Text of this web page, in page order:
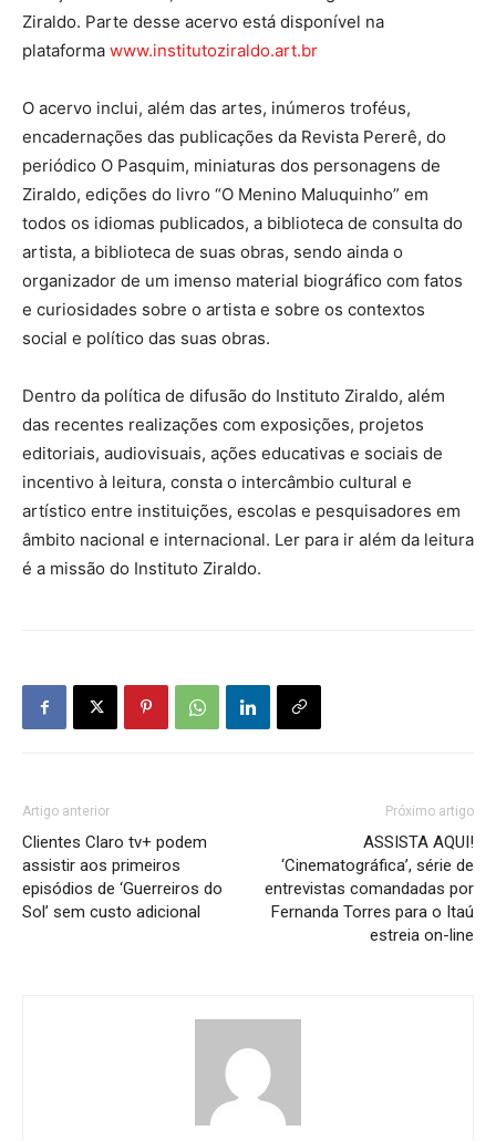
Ziraldo. Parte desse acervo está disponível na
plataforma www.institutoziraldo.art.br
O acervo inclui, além das artes, inúmeros troféus,
encadernações das publicações da Revista Pererê, do
periódico O Pasquim, miniaturas dos personagens de
Ziraldo, edições do livro “O Menino Maluquinho” em
todos os idiomas publicados, a biblioteca de consulta do
artista, a biblioteca de suas obras, sendo ainda o
organizador de um imenso material biográfico com fatos
e curiosidades sobre o artista e sobre os contextos
social e político das suas obras.
Dentro da política de difusão do Instituto Ziraldo, além
das recentes realizações com exposições, projetos
editoriais, audiovisuais, ações educativas e sociais de
incentivo à leitura, consta o intercâmbio cultural e
artístico entre instituições, escolas e pesquisadores em
âmbito nacional e internacional. Ler para ir além da leitura
é a missão do Instituto Ziraldo.
Artigo anterior
Clientes Claro tv+ podem
assistir aos primeiros
episódios de ‘Guerreiros do
Sol’ sem custo adicional
Próximo artigo
ASSISTA AQUI!
‘Cinematográfica’, série de
entrevistas comandadas por
Fernanda Torres para o Itaú
estreia on-line